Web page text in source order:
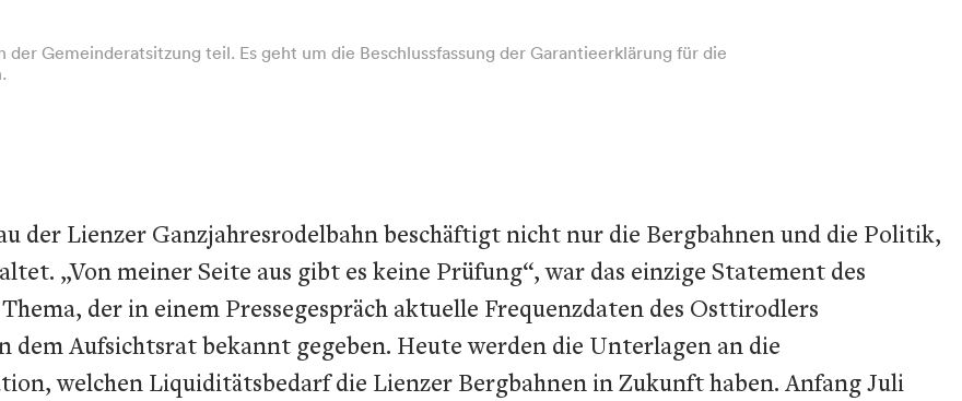
Gemeinderatsitzung teil. Es geht um die Beschlussfassung der Garantieerklärung für die
der Lienzer Ganzjahresrodelbahn beschäftigt nicht nur die Bergbahnen und die Politik,
„Von meiner Seite aus gibt es keine Prüfung“, war das einzige Statement des
der in einem Pressegespräch aktuelle Frequenzdaten des Osttirodlers
dem Aufsichtsrat bekannt gegeben. Heute werden die Unterlagen an die
welchen Liquiditätsbedarf die Lienzer Bergbahnen in Zukunft haben. Anfang Juli